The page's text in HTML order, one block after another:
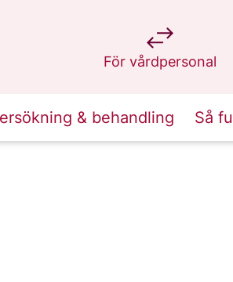
För vårdpersonal
på 1177.se
& behandling Så